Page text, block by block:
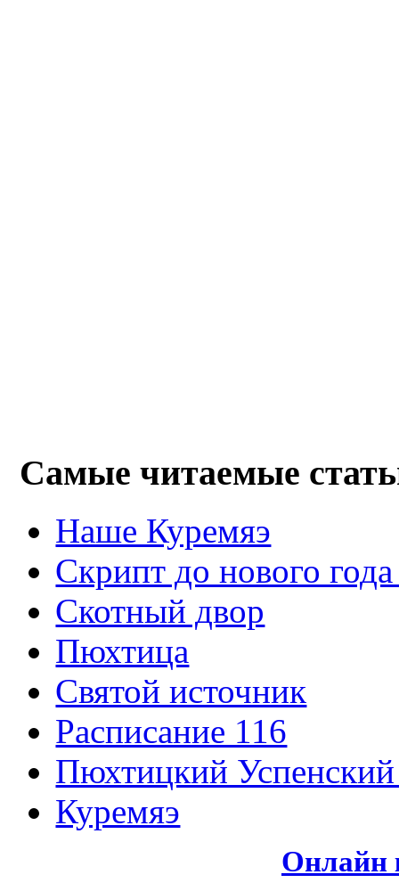
Самые читаемые
Наше Куремяэ
Скрипт до нового года
Cкотный двор
Пюхтица
Святой источник
Расписание 116
Пюхтицкий
Куремяэ
Онлайн